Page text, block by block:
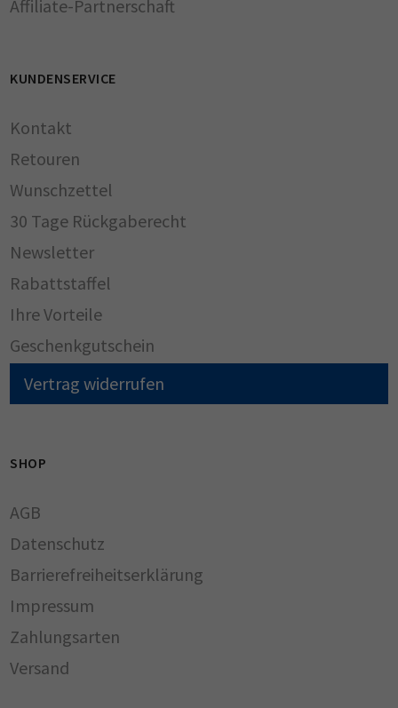
Affiliate-Partnerschaft
KUNDENSERVICE
Kontakt
Retouren
Wunschzettel
30 Tage Rückgaberecht
Newsletter
Rabattstaffel
Ihre Vorteile
Geschenkgutschein
Vertrag widerrufen
SHOP
AGB
Datenschutz
Barrierefreiheitserklärung
Impressum
Zahlungsarten
Versand